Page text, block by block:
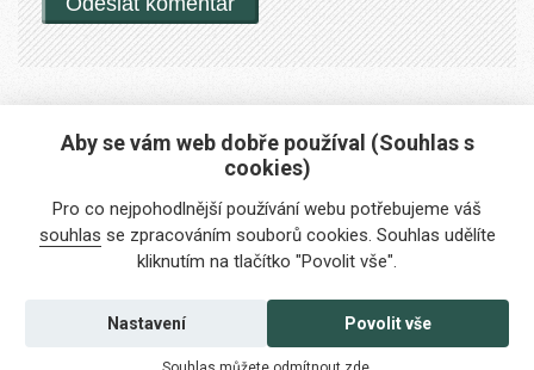
Máte zájem o naše služby?
Potřebujete poradit?
info@foreigners.cz
+420 211 221 492
Kontaktujte nás
Aby se vám web dobře používal (Souhlas s
cookies)
Pro co nejpohodlnější používání webu potřebujeme váš
souhlas se zpracováním souborů cookies. Souhlas udělíte
kliknutím na tlačítko "Povolit vše".
Povolit vše
Nastavení